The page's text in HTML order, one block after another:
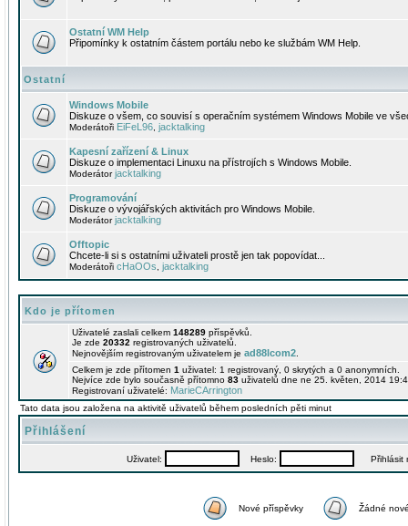
Ostatní WM Help
Připomínky k ostatním částem portálu nebo ke službám WM Help.
Ostatní
Windows Mobile
Diskuze o všem, co souvisí s operačním systémem Windows Mobile ve
Moderátoři EiFeL96 jacktalking
Kapesní zařízení & Linux
Diskuze o implementaci Linuxu na přístrojích s Windows Mobile.
Moderátorjacktalking
Programování
Diskuze o vývojářských aktivitách pro Windows Mobile.
Moderátorjacktalking
Offtopic
Chcete-li si s ostatními uživateli prostě jen tak popovídat...
Moderátoři cHaOOs jacktalking
Kdo je přítomen
Uživatelé zaslali celkem 148289 příspěvků.
Je zde 20332 registrovaných uživatelů.
Nejnovějším registrovaným uživatelem je ad88lcom2
Celkem je zde přítomen 1 uživatel: 1 registrovaný, 0 skrytých a 0
Nejvíce zde bylo současně přítomno 83 uživatelů dne ne 25. květen, 2014
Registrovaní uživatelé: MarieCArrington
Tato data jsou založena na aktivitě uživatelů během posledních pěti minut
Přihlášení
Uživatel: Heslo: Přihlásit
Nové příspěvky Žádné